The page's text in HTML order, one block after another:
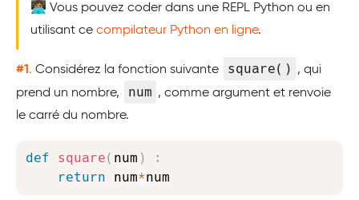
👩🏽‍💻 Vous pouvez coder dans une REPL Python ou en
utilisant ce compilateur Python en ligne.
#1 . Considérez la fonction suivante square()
, qui
prend un nombre,
num , comme argument et renvoie
le carré du nombre.
def square( num )
:
return num*num